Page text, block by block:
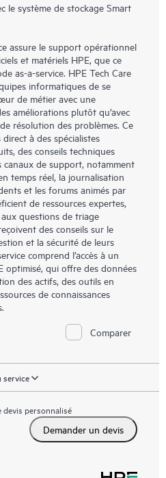
le système de stockage Smart
assure le support opérationnel
et matériels HPE, que ce
as-a-service. HPE Tech Care
informatiques de se
de métier avec une
améliorations plutôt qu’avec
résolution des problèmes. Ce
à des spécialistes
des conseils techniques
canaux de support, notamment
temps réel, la journalisation
et les forums animés par
de ressources expertes,
questions de triage
des conseils sur le
et la sécurité de leurs
comprend l’accès à un
optimisé, qui offre des données
des actifs, des outils en
de connaissances
Comparer
service
devis personnalisé
Demander un devis